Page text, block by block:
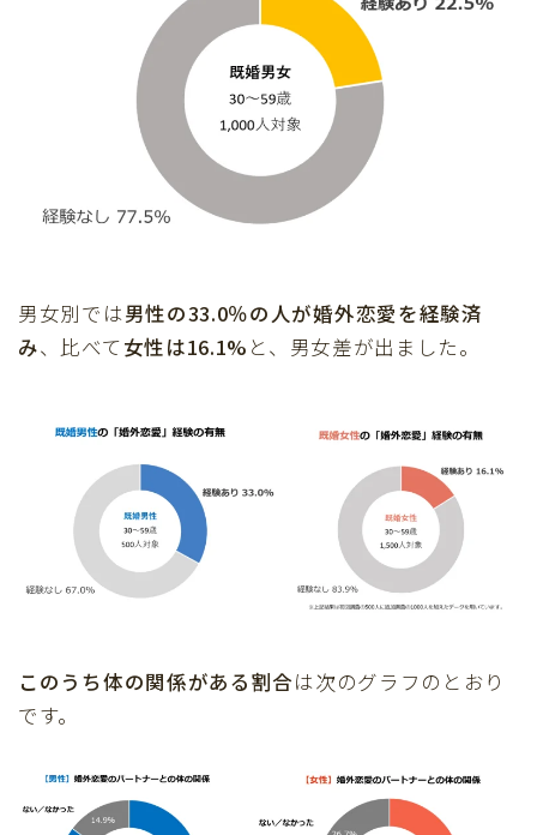
男女別では男性の33.0％の人が婚外恋愛を経験済
み、比べて女性は16.1% と、男女差が出ました。
このうち体の関係がある割合は次のグラフのとおり
です。